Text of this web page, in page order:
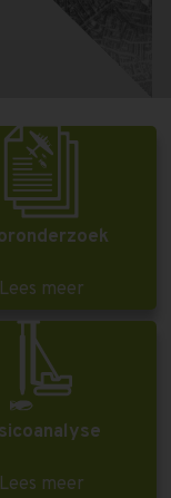
Lees meer
Lees meer